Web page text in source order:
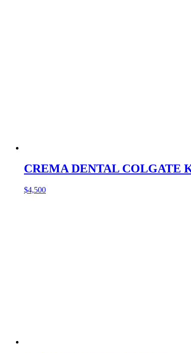
CREMA DENTAL COLGATE
$4,500